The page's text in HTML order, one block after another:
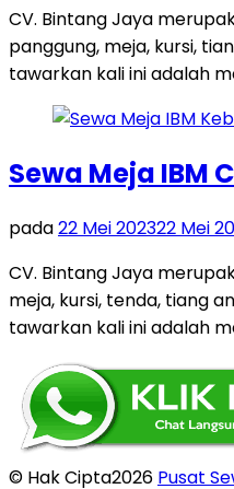
CV. Bintang Jaya
panggung, meja, kursi,
tawarkan kali ini adalah
Sewa Meja IBM
pada22 Mei 202322 Mei
CV. Bintang Jaya
meja, kursi, tenda, tiang
tawarkan kali ini adalah
© Hak Cipta2026 Pusat